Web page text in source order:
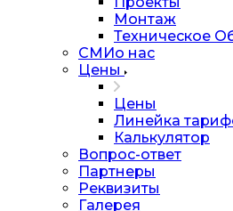
Монтаж
Техническое
СМИо нас
Цены
Цены
Линейка
Калькулятор
Вопрос-ответ
Партнеры
Реквизиты
Галерея